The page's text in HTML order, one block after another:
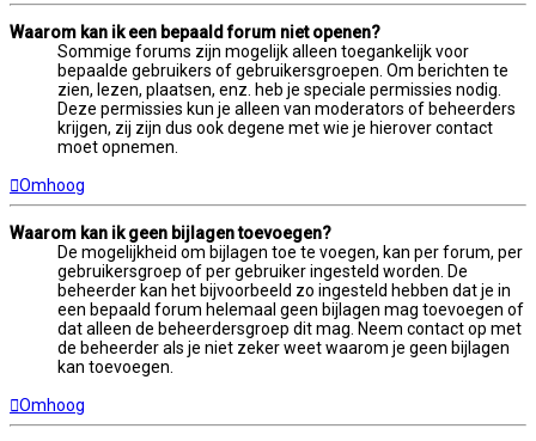
Waarom kan ik een bepaald forum niet openen?
Sommige forums zijn mogelijk alleen toegankelijk voor
bepaalde gebruikers of gebruikersgroepen. Om berichten te
zien, lezen, plaatsen, enz. heb je speciale permissies nodig.
Deze permissies kun je alleen van moderators of beheerders
krijgen, zij zijn dus ook degene met wie je hierover contact
moet opnemen.
Omhoog
Waarom kan ik geen bijlagen toevoegen?
De mogelijkheid om bijlagen toe te voegen, kan per forum, per
gebruikersgroep of per gebruiker ingesteld worden. De
beheerder kan het bijvoorbeeld zo ingesteld hebben dat je in
een bepaald forum helemaal geen bijlagen mag toevoegen of
dat alleen de beheerdersgroep dit mag. Neem contact op met
de beheerder als je niet zeker weet waarom je geen bijlagen
kan toevoegen.
Omhoog